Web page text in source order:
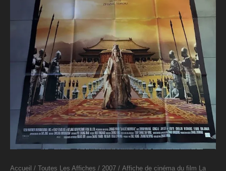
Accueil / Toutes Les Affiches / 2007 / Affiche de cinéma du film La